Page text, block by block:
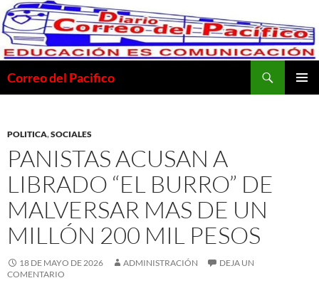
Saltar
al
contenido
Correo del Pacifico
POLITICA,SOCIALES
PANISTAS ACUSAN A
LIBRADO “EL BURRO” DE
MALVERSAR MAS DE UN
MILLÓN 200 MIL PESOS
18 DE MAYO DE 2026 ADMINISTRACIÓN
DEJA UN
COMENTARIO